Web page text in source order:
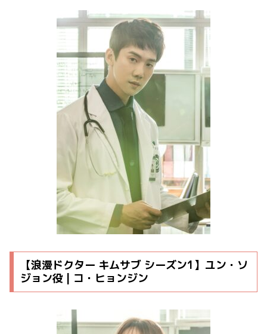
【浪漫ドクター キムサブ シーズン1】ユン・ソ
ジョン役 | コ・ヒョンジン